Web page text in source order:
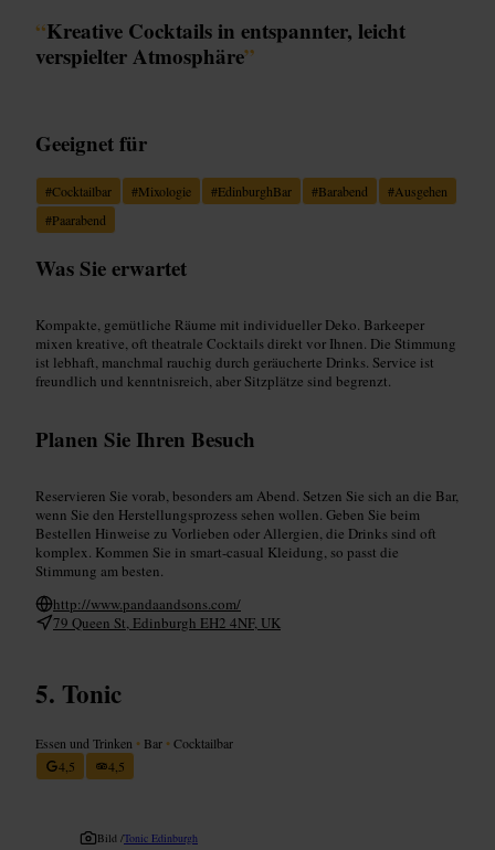
“Kreative Cocktails in entspannter, leicht
verspielter Atmosphäre”
Geeignet für
#Cocktailbar #Mixologie #EdinburghBar #Barabend #Ausgehen
#Paarabend
Was Sie erwartet
Kompakte, gemütliche Räume mit individueller Deko. Barkeeper
mixen kreative, oft theatrale Cocktails direkt vor Ihnen. Die Stimmung
ist lebhaft, manchmal rauchig durch geräucherte Drinks. Service ist
freundlich und kenntnisreich, aber Sitzplätze sind begrenzt.
Planen Sie Ihren Besuch
Reservieren Sie vorab, besonders am Abend. Setzen Sie sich an die Bar,
wenn Sie den Herstellungsprozess sehen wollen. Geben Sie beim
Bestellen Hinweise zu Vorlieben oder Allergien, die Drinks sind oft
komplex. Kommen Sie in smart-casual Kleidung, so passt die
Stimmung am besten.
http://www.pandaandsons.com/
79 Queen St, Edinburgh EH2 4NF, UK
Tonic
Essen und Trinken • Bar •Cocktailbar
4,5
4,5
Bild /Tonic Edinburgh